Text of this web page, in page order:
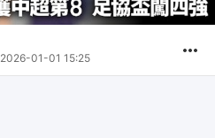
2026-01-01 15:25